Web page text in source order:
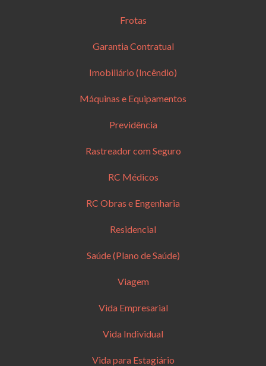
Frotas
Garantia Contratual
Imobiliário (Incêndio)
Máquinas e Equipamentos
Previdência
Rastreador com Seguro
RC Médicos
RC Obras e Engenharia
Residencial
Saúde (Plano de Saúde)
Viagem
Vida Empresarial
Vida Individual
Vida para Estagiário